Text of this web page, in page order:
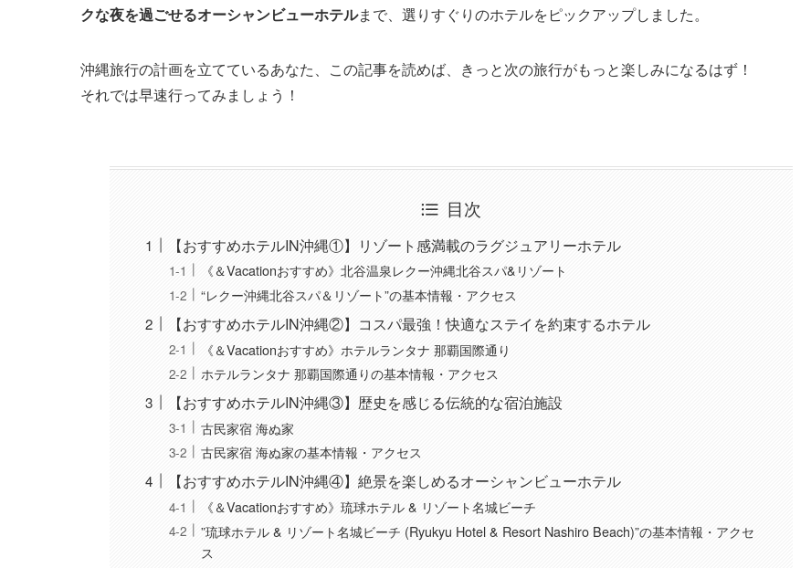
クな夜を過ごせるオーシャンビューホテルまで、選りすぐりのホテルをピックアップしました。
沖縄旅行の計画を立てているあなた、この記事を読めば、きっと次の旅行がもっと楽しみになるはず！
それでは早速行ってみましょう！
目次
【おすすめホテルIN沖縄①】リゾート感満載のラグジュアリーホテル
《＆Vacationおすすめ》北谷温泉レクー沖縄北谷スパ&リゾート
“レクー沖縄北谷スパ＆リゾート”の基本情報・アクセス
【おすすめホテルIN沖縄②】コスパ最強！快適なステイを約束するホテル
《＆Vacationおすすめ》ホテルランタナ 那覇国際通り
ホテルランタナ 那覇国際通りの基本情報・アクセス
【おすすめホテルIN沖縄③】歴史を感じる伝統的な宿泊施設
古民家宿 海ぬ家
古民家宿 海ぬ家の基本情報・アクセス
【おすすめホテルIN沖縄④】絶景を楽しめるオーシャンビューホテル
《＆Vacationおすすめ》琉球ホテル & リゾート名城ビーチ
”琉球ホテル & リゾート名城ビーチ (Ryukyu Hotel & Resort Nashiro Beach)”の基本情報・アクセ
ス